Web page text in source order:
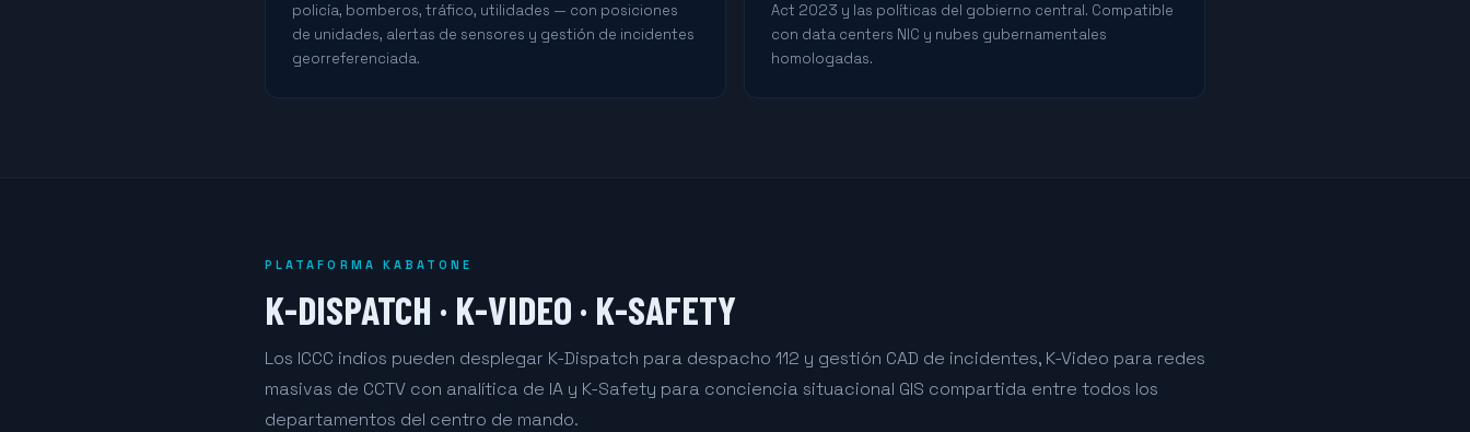
policía, bomberos, tráfico, utilidades — con posiciones
de unidades, alertas de sensores y gestión de incidentes
georreferenciada.
Act 2023 y las políticas del gobierno central. Compatible
con data centers NIC y nubes gubernamentales
homologadas.
PLATAFORMA KABATONE
K-DISPATCH · K-VIDEO · K-SAFETY
Los ICCC indios pueden desplegar K-Dispatch para despacho 112 y gestión CAD de incidentes, K-Video para redes
masivas de CCTV con analítica de IA y K-Safety para conciencia situacional GIS compartida entre todos los
departamentos del centro de mando.